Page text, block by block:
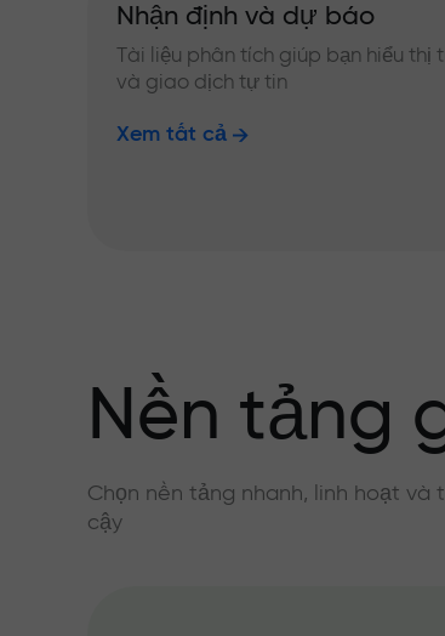
Nhận định và dự báo
Tài liệu phân tích giúp bạn hiểu thị
và giao dịch tự tin
Xem tất cả
Nền tảng
Chọn nền tảng nhanh, linh hoạt
cậy